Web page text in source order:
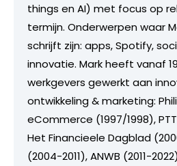
things en AI) met focus op
termijn. Onderwerpen waar
schrijft zijn: apps, Spotify,
innovatie. Mark heeft vanaf
werkgevers gewerkt aan
ontwikkeling & marketing:
eCommerce (1997/1998),
Het Financieele Dagblad
(2004-2011), ANWB (2011-